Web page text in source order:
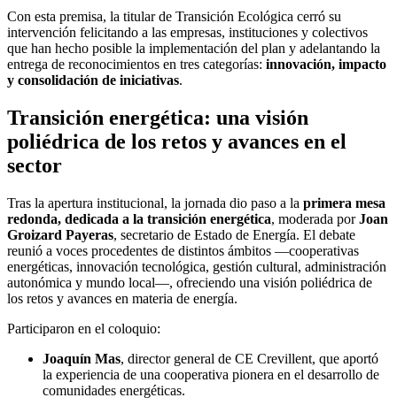
Con esta premisa, la titular de Transición Ecológica cerró su
intervención felicitando a las empresas, instituciones y colectivos
que han hecho posible la implementación del plan y adelantando la
entrega de reconocimientos en tres categorías: innovación, impacto
y consolidación de iniciativas.
Transición energética: una visión
poliédrica de los retos y avances en el
sector
Tras la apertura institucional, la jornada dio paso a la primera mesa
redonda, dedicada a la transición energética, moderada porJoan
Groizard Payeras, secretario de Estado de Energía. El debate
reunió a voces procedentes de distintos ámbitos —cooperativas
energéticas, innovación tecnológica, gestión cultural, administración
autonómica y mundo local—, ofreciendo una visión poliédrica de
los retos y avances en materia de energía.
Participaron en el coloquio:
Joaquín Mas, director general de CE Crevillent, que aportó
la experiencia de una cooperativa pionera en el desarrollo de
comunidades energéticas.